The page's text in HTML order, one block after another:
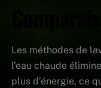
Les méthodes de
l’eau chaude
plus d’énergie, ce